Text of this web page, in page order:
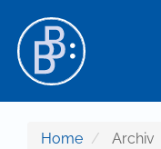
Hauptinhalt
Sidebar
Home Archiv